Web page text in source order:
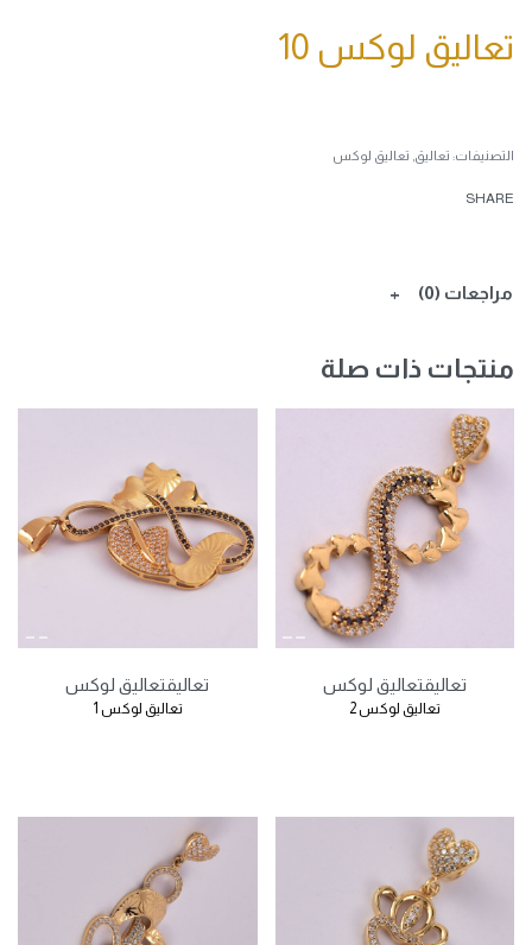
تعاليق لوكس 10
التصنيفات: تعاليق تعاليق لوكس
SHARE
مراجعات (0)
منتجات ذات صلة
تعاليقتعاليق لوكس
تعاليق لوكس 2
تعاليقتعاليق لوكس
تعاليق لوكس 1